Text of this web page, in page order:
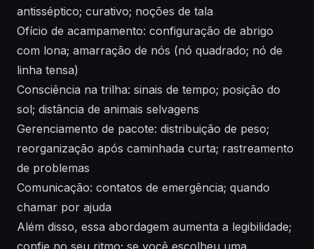
antisséptico; curativo; noções de tala
Ofício de acampamento: configuração de abrigo
com lona; amarração de nós (nó quadrado; nó de
linha tensa)
Consciência na trilha: sinais de tempo; posição do
sol; distância de animais selvagens
Gerenciamento de pacote: distribuição de peso;
reorganização após caminhada curta; rastreamento
de problemas
Comunicação: contatos de emergência; quando
chamar por ajuda
Além disso, essa abordagem aumenta a legibilidade;